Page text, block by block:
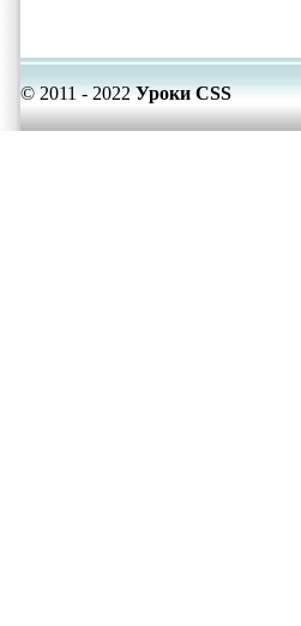
© 2011 - 2022Уроки CSS